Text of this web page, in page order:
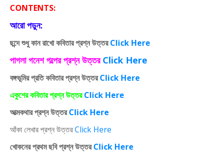
CONTENTS:
আরো পড়ুন:
ছন্দে শুধু কান রাখো কবিতার প্রশ্ন উত্তরClick Here
পাগলা গনেশ গল্পের প্রশ্ন উত্তর Click Here
বঙ্গভূমির প্রতি কবিতার প্রশ্ন উত্তরClick Here
একুশের কবিতার প্রশ্ন উত্তর Click Here
আত্মকথার প্রশ্ন উত্তরClick Here
আঁকা লেখার প্রশ্ন উত্তরClick Here
খোকনের প্রথম ছবি প্রশ্ন উত্তরClick Here